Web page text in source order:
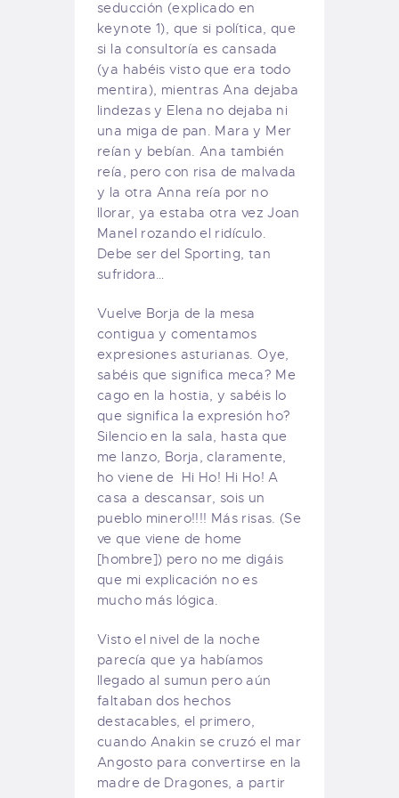
seducción (explicado en
keynote 1), que si política, que
si la consultoría es cansada
(ya habéis visto que era todo
mentira), mientras Ana dejaba
lindezas y Elena no dejaba ni
una miga de pan. Mara y Mer
reían y bebían. Ana también
reía, pero con risa de malvada
y la otra Anna reía por no
llorar, ya estaba otra vez Joan
Manel rozando el ridículo.
Debe ser del Sporting, tan
sufridora…
Vuelve Borja de la mesa
contigua y comentamos
expresiones asturianas. Oye,
sabéis que significa meca? Me
cago en la hostia, y sabéis lo
que significa la expresión ho?
Silencio en la sala, hasta que
me lanzo, Borja, claramente,
ho viene de
Hi Ho! Hi Ho! A
casa a descansar, sois un
pueblo minero!!!! Más risas. (Se
ve que viene de home
[hombre]) pero no me digáis
que mi explicación no es
mucho más lógica.
Visto el nivel de la noche
parecía que ya habíamos
llegado al sumun pero aún
faltaban dos hechos
destacables, el primero,
cuando Anakin se cruzó el mar
Angosto para convertirse en la
madre de Dragones, a partir